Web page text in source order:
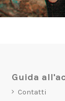
Guida
Contatti